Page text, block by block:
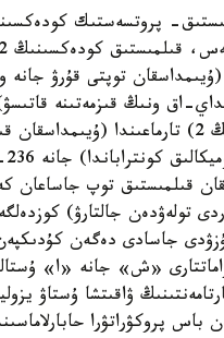
(ۇيىمداسقان توپتى قۇرۋ جانە
بابىنىڭ 3-بولىگىنىڭ 2) تارماعىندا
قىلمىستىق توپ جاساعان
تولەۋدەن جالتارۋ)
جاسادى دەگەن
«ش» جانە «ا»
ۋاقىتشا ۇستاۋ
پروكۋراتۋرا